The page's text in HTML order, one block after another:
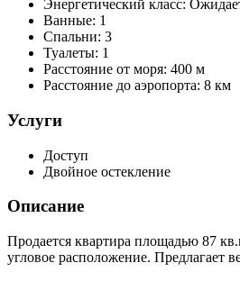
Энергетический класс:
Ванные: 1
Спальни: 3
Туалеты: 1
Расстояние от моря: 400 м
Расстояние до аэропорта: 8 км
Услуги
Доступ
Двойное остекление
Описание
Продается квартира площадью 87
угловое расположение. Предлагает